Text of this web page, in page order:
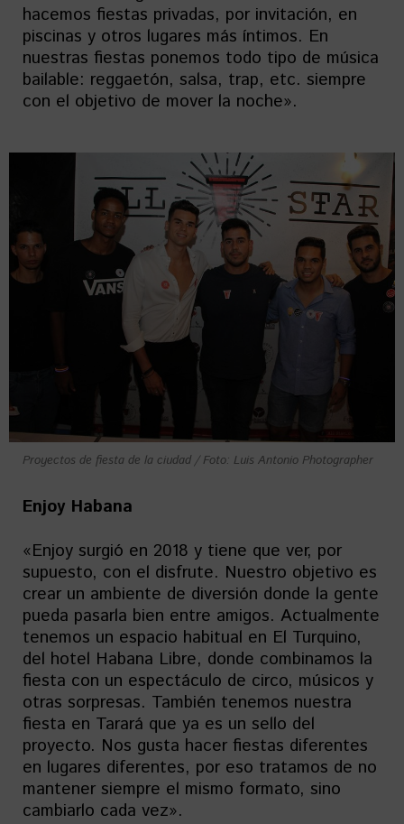
hacemos fiestas privadas, por invitación, en
piscinas y otros lugares más íntimos. En
nuestras fiestas ponemos todo tipo de música
bailable: reggaetón, salsa, trap, etc. siempre
con el objetivo de mover la noche».
Proyectos de fiesta de la ciudad / Foto: Luis Antonio Photographer
Enjoy Habana
«Enjoy surgió en 2018 y tiene que ver, por
supuesto, con el disfrute. Nuestro objetivo es
crear un ambiente de diversión donde la gente
pueda pasarla bien entre amigos. Actualmente
tenemos un espacio habitual en El Turquino,
del hotel Habana Libre, donde combinamos la
fiesta con un espectáculo de circo, músicos y
otras sorpresas. También tenemos nuestra
fiesta en Tarará que ya es un sello del
proyecto. Nos gusta hacer fiestas diferentes
en lugares diferentes, por eso tratamos de no
mantener siempre el mismo formato, sino
cambiarlo cada vez».